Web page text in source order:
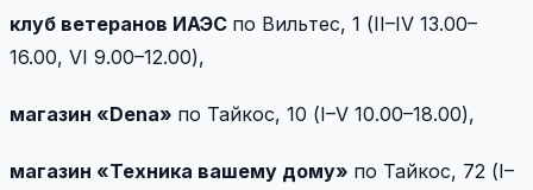
клуб ветеранов ИАЭС по Вильтес, 1 (II–IV 13.00–
16.00, VI 9.00–12.00),
магазин «Dena» по Тайкос, 10 (I–V 10.00–18.00),
магазин «Техника вашему дому» по Тайкос, 72 (I–